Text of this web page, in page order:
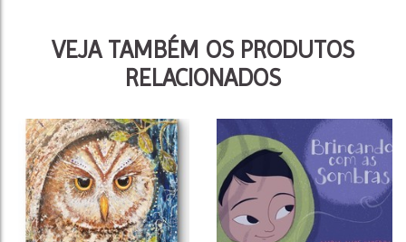
VEJA TAMBÉM OS PRODUTOS
RELACIONADOS